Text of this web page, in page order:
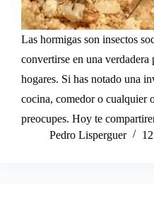
Las hormigas son insectos
convertirse en una verdadera
hogares. Si has notado una
cocina, comedor o cualquier
preocupes. Hoy te
Pedro Lisperguer